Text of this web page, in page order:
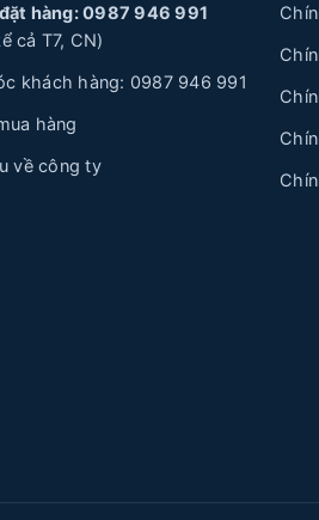
hàng: 0987 946 991
cả T7, CN)
khách hàng: 0987 946 991
hàng
về công ty